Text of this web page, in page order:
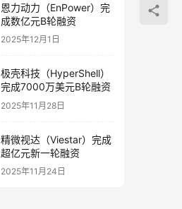
恩力动力（EnPower）完
成数亿元B轮融资
2025年12月1日
极壳科技（HyperShell）
完成7000万美元B轮融资
2025年11月28日
精微视达（Viestar）完成
超亿元新一轮融资
2025年11月24日